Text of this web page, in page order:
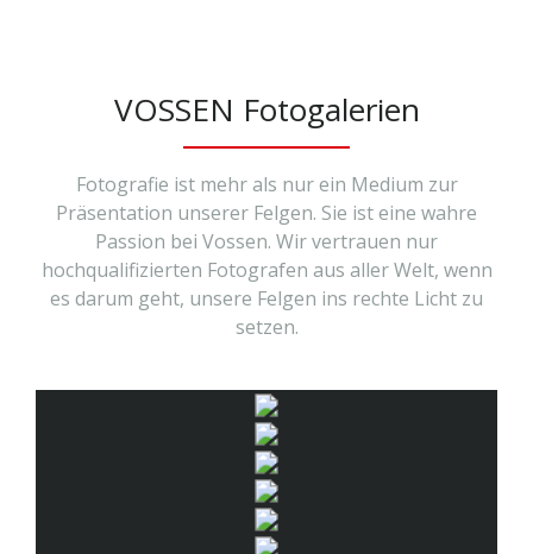
VOSSEN Fotogalerien
Fotografie ist mehr als nur ein Medium zur
Präsentation unserer Felgen. Sie ist eine wahre
Passion bei Vossen. Wir vertrauen nur
hochqualifizierten Fotografen aus aller Welt, wenn
es darum geht, unsere Felgen ins rechte Licht zu
setzen.